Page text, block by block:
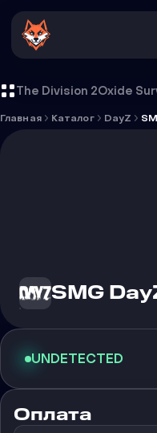
The Division 2
Главная Каталог DayZ
SMG
UNDETECTED
Оплата